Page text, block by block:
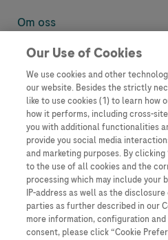
Om oss
Denne nettsiden inneholder
informasjon som ellers ikke er
Vennligst vær oppmerksom på at vi
informasjon som muligens ikke er i
prosess, regulering, registrering eller
Roche har ikke alltid mulighet til å
vil fjerne villedende eller upassende
Vi har ikke ansvar for innhold på
Kopiering av materiale fra dette
tillatt uten avtale. Nettstedet selger
innhold er merket.
Dette nettstedet er ikke beregnet for
Our Use of Cookies
We use cookies and other
our website. Besides the strictly
like to use cookies (1) to learn how
how it performs, including cross-
you with additional functionalities
provide you social media
and marketing purposes. By
to the use of all cookies and the
processing which may include your
IP-address as well as the
parties as further described in our
more information, configuration
consent, please click “Cookie